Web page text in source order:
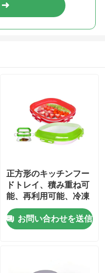
正方形のキッチンフー
ドトレイ、積み重ね可
能、再利用可能、冷凍
庫用
お問い合わせを送信